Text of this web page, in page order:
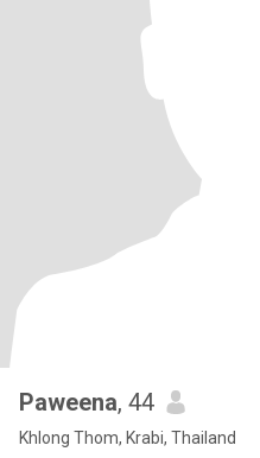
Paweena, 44
Khlong Thom, Krabi, Thailand